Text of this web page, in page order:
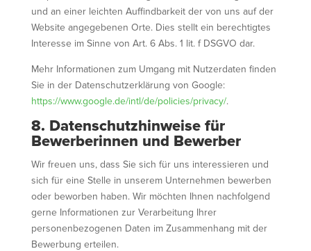
und an einer leichten Auffindbarkeit der von uns auf der
Website angegebenen Orte. Dies stellt ein berechtigtes
Interesse im Sinne von Art. 6 Abs. 1 lit. f DSGVO dar.
Mehr Informationen zum Umgang mit Nutzerdaten finden
Sie in der Datenschutzerklärung von Google:
https://www.google.de/intl/de/policies/privacy/.
8. Datenschutzhinweise für
Bewerberinnen und Bewerber
Wir freuen uns, dass Sie sich für uns interessieren und
sich für eine Stelle in unserem Unternehmen bewerben
oder beworben haben. Wir möchten Ihnen nachfolgend
gerne Informationen zur Verarbeitung Ihrer
personenbezogenen Daten im Zusammenhang mit der
Bewerbung erteilen.